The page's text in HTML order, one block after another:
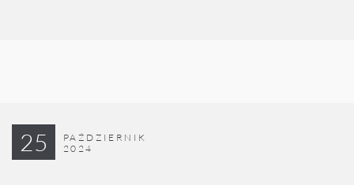
25
PAŹDZIERNIK
2024